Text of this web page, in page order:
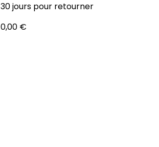
30 jours pour retourner
0,00 €